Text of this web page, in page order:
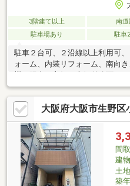
3階建て以上 南道
駐車場あり
駐車
駐車２台可、２沿線以上利用可
ォーム、内装リフォーム、南向
ー、リノベーション、３階建以
大阪府大阪市生野区
間
建
土
築